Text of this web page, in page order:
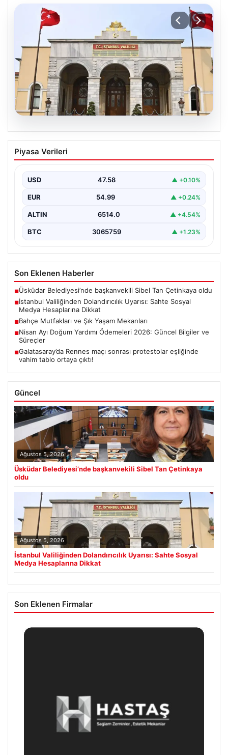
05.08.2026
İstanbul Valiliğinden Dolandırıcılık
Uyarısı: Sahte Sosyal Medya
İstanbul Valiliği, vatandaşları ve kamuoyunu
Valilikten yapılan açıklamada,…
Piyasa Verileri
USD 47.58 ▲ +0.10%
EUR 54.99 ▲ +0.24%
ALTIN 6514.0 ▲ +4.54%
BTC 3065759 ▲ +1.23%
Son Eklenen Haberler
■Üsküdar Belediyesi’nde başkanvekili Sibel Tan Çetinkaya oldu
■İstanbul Valiliğinden Dolandırıcılık Uyarısı: Sahte Sosyal
Medya Hesaplarına Dikkat
■Bahçe Mutfakları ve Şık Yaşam Mekanları
■Nisan Ayı Doğum Yardımı Ödemeleri 2026: Güncel Bilgiler ve
Süreçler
■Galatasaray’da Rennes maçı sonrası protestolar eşliğinde
vahim tablo ortaya çıktı!
Güncel
Ağustos 5, 2026
Üsküdar Belediyesi’nde başkanvekili Sibel Tan Çetinkaya
oldu
Ağustos 5, 2026
İstanbul Valiliğinden Dolandırıcılık Uyarısı: Sahte Sosyal
Medya Hesaplarına Dikkat
Son Eklenen Firmalar